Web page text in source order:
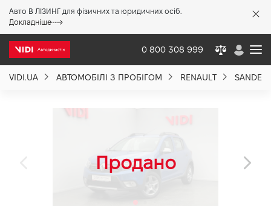
Авто В ЛІЗИНГ для фізичних та юридичних осіб.
Докладніше
0 800 308 999
VIDI.UA АВТОМОБІЛІ З ПРОБІГОМ RENAULT